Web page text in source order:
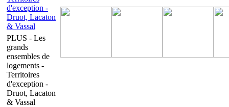
PLUS - Les
grands
ensembles de
logements -
Territoires
d'exception -
Druot, Lacaton
& Vassal